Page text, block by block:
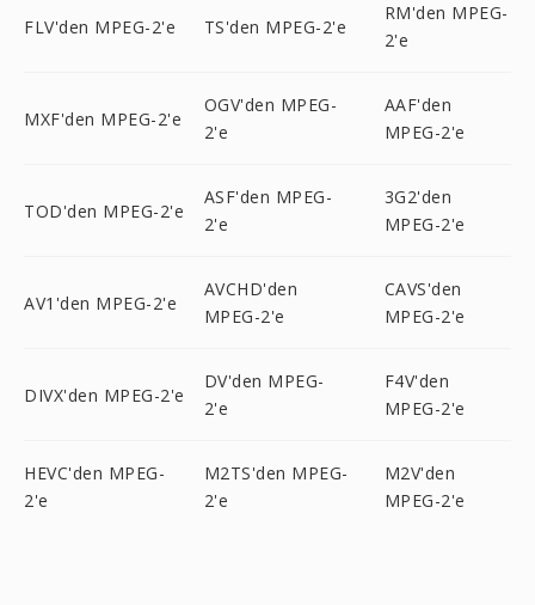
FLV'den MPEG-2'e TS'den MPEG-2'e
RM'den MPEG-
2'e
MXF'den MPEG-2'e
OGV'den MPEG-
2'e
AAF'den
MPEG-2'e
TOD'den MPEG-2'e
ASF'den MPEG-
2'e
3G2'den
MPEG-2'e
AV1'den MPEG-2'e
AVCHD'den
MPEG-2'e
CAVS'den
MPEG-2'e
DIVX'den MPEG-2'e
DV'den MPEG-
2'e
F4V'den
MPEG-2'e
HEVC'den MPEG-
2'e
M2TS'den MPEG-
2'e
M2V'den
MPEG-2'e